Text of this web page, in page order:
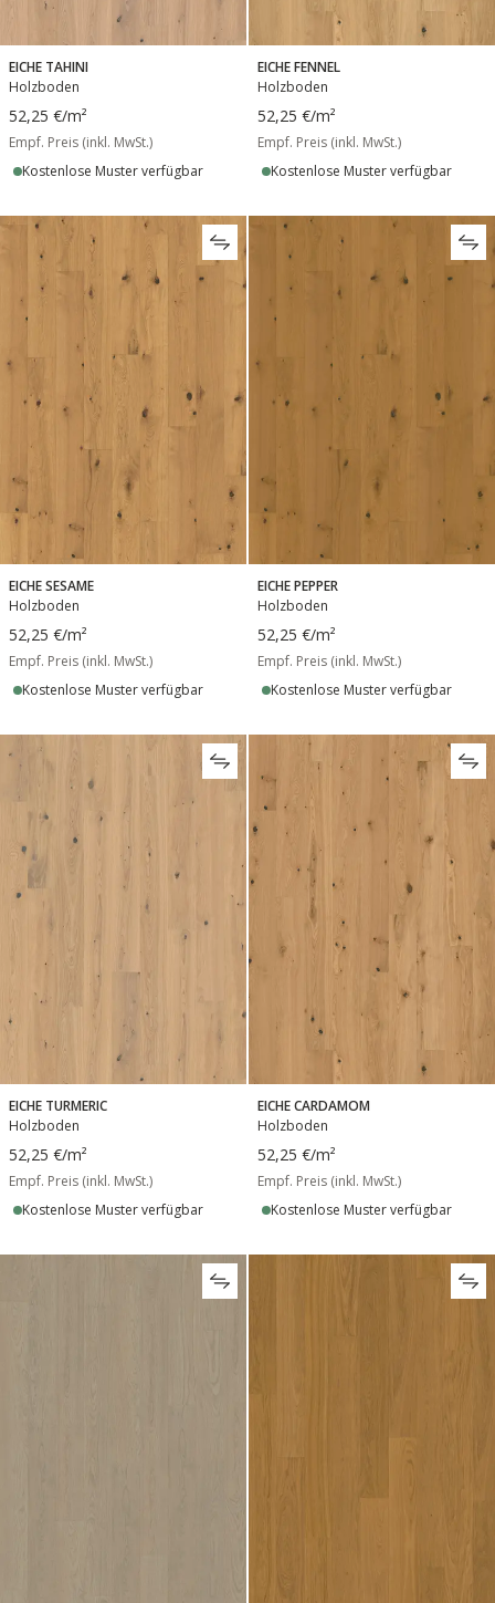
EICHE TAHINI
Holzboden
52,25 €/m²
Empf. Preis (inkl. MwSt.)
Kostenlose Muster verfügbar
EICHE FENNEL
Holzboden
52,25 €/m²
Empf. Preis (inkl. MwSt.)
Kostenlose Muster verfügbar
EICHE SESAME
Holzboden
52,25 €/m²
Empf. Preis (inkl. MwSt.)
Kostenlose Muster verfügbar
EICHE PEPPER
Holzboden
52,25 €/m²
Empf. Preis (inkl. MwSt.)
Kostenlose Muster verfügbar
EICHE TURMERIC
Holzboden
52,25 €/m²
Empf. Preis (inkl. MwSt.)
Kostenlose Muster verfügbar
EICHE CARDAMOM
Holzboden
52,25 €/m²
Empf. Preis (inkl. MwSt.)
Kostenlose Muster verfügbar